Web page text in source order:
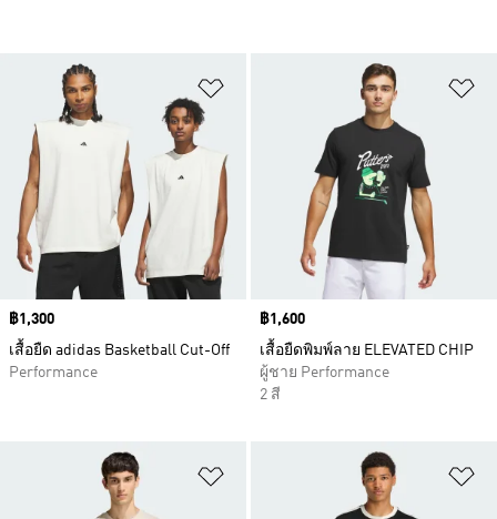
เพิ่มไปยังรายการสินค้าโปรด
Price
฿1,300
เสื้อยืด adidas Basketball Cut-Off
Performance
Price
฿1,600
เสื้อยืดพิมพ์ลาย ELEVATED CHIP
ผู้ชาย Performance
2 สี
เพิ่มไปยังรายการสินค้าโปรด